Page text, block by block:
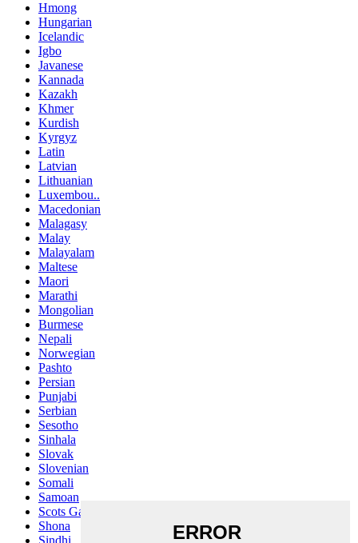
Hmong
Hungarian
Icelandic
Igbo
Javanese
Kannada
Kazakh
Khmer
Kurdish
Kyrgyz
Latin
Latvian
Lithuanian
Luxembou..
Macedonian
Malagasy
Malay
Malayalam
Maltese
Maori
Marathi
Mongolian
Burmese
Nepali
Norwegian
Pashto
Persian
Punjabi
Serbian
Sesotho
Sinhala
Slovak
Slovenian
Somali
Samoan
Scots Gaelic
Shona
Sindhi